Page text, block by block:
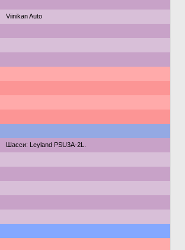
Viinikan Auto
Шасси: Leyland PSU3A-2L.